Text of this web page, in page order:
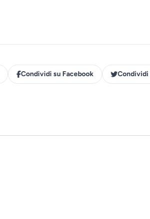
Condividi su Facebook